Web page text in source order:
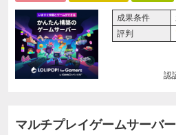
成果条件
評判
認
マルチプレイゲームサーバ